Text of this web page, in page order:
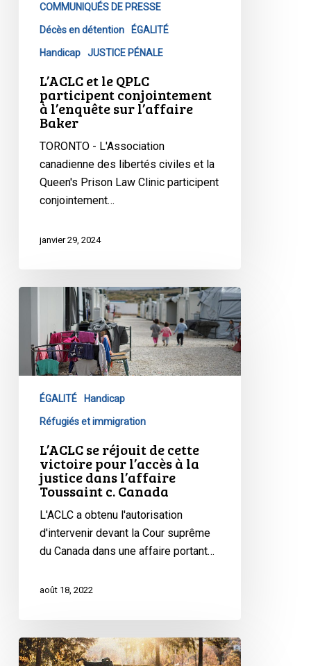
l’enquête
Baker
COMMUNIQUÉS DE PRESSE
Décès en détention ÉGALITÉ
Handicap JUSTICE PÉNALE
L’ACLC et le QPLC
participent conjointement
à l’enquête sur l’affaire
Baker
TORONTO - L'Association
canadienne des libertés civiles et la
Queen's Prison Law Clinic participent
conjointement…
janvier 29, 2024
réjouit
cette
l’accès
justice
dans
l’affaire
Toussaint
ÉGALITÉ Handicap
Réfugiés et immigration
L’ACLC se réjouit de cette
victoire pour l’accès à la
justice dans l’affaire
Toussaint c. Canada
L'ACLC a obtenu l'autorisation
d'intervenir devant la Cour suprême
du Canada dans une affaire portant…
août 18, 2022
L’ACLC